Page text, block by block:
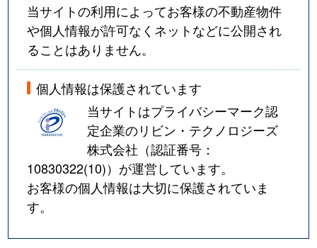
当サイトの利用によってお客様の不動産物件
や個人情報が許可なくネットなどに公開され
ることはありません。
個人情報は保護されています
当サイトはプライバシーマーク認
定企業のリビン・テクノロジーズ
株式会社（認証番号：
10830322(10)）が運営しています。
お客様の個人情報は大切に保護されていま
す。